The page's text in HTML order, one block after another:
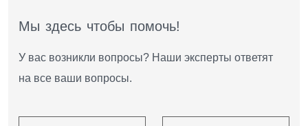
Мы здесь чтобы помочь!
У вас возникли вопросы? Наши эксперты ответят
на все ваши вопросы.